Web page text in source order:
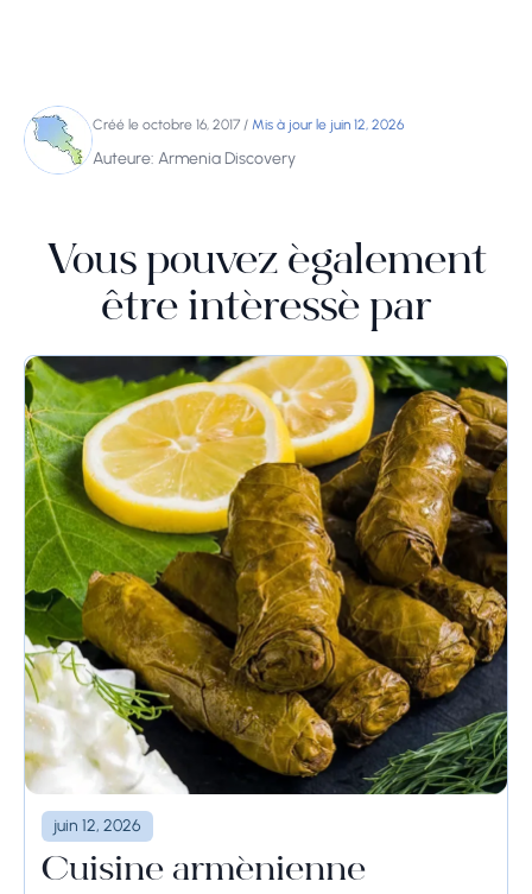
Créé le octobre 16, 2017 / Mis à jour le juin 12, 2026
Auteure: Armenia Discovery
Vous pouvez également
être intéressé par
juin 12, 2026
Cuisine arménienne